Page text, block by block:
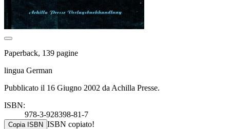
Paperback, 139 pagine
lingua German
Pubblicato il 16 Giugno 2002 da Achilla Presse.
ISBN:
978-3-928398-81-7
Copia ISBN ISBN copiato!